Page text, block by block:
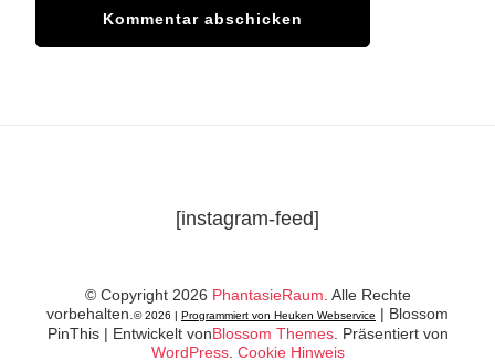
[instagram-feed]
© Copyright 2026 PhantasieRaum . Alle Rechte
vorbehalten. © 2026 | Programmiert von Heuken Webservice | Blossom
PinThis | Entwickelt vonBlossom Themes. Präsentiert von
WordPress. Cookie Hinweis